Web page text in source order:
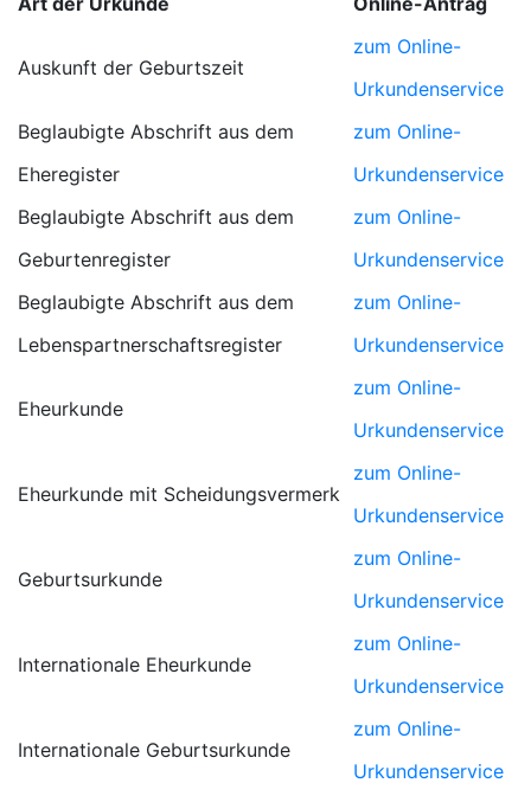
Auskunft der Geburtszeit
zum Online-
Urkundenservice
Beglaubigte Abschrift aus dem
Eheregister
zum Online-
Urkundenservice
Beglaubigte Abschrift aus dem
Geburtenregister
zum Online-
Urkundenservice
Beglaubigte Abschrift aus dem
Lebenspartnerschaftsregister
zum Online-
Urkundenservice
Eheurkunde
zum Online-
Urkundenservice
Eheurkunde mit Scheidungsvermerk
zum Online-
Urkundenservice
Geburtsurkunde
zum Online-
Urkundenservice
Internationale Eheurkunde
zum Online-
Urkundenservice
Internationale Geburtsurkunde
zum Online-
Urkundenservice